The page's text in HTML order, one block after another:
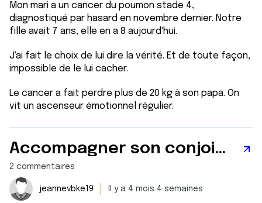
Mon mari a un cancer du poumon stade 4,
diagnostiqué par hasard en novembre dernier. Notre
fille avait 7 ans, elle en a 8 aujourd'hui.
J'ai fait le choix de lui dire la vérité. Et de toute façon,
impossible de le lui cacher.
Le cancer a fait perdre plus de 20 kg à son papa. On
vit un ascenseur émotionnel régulier.
Accompagner son conjoint
2 commentaires
jeannevbke19 Il y a 4 mois 4 semaines